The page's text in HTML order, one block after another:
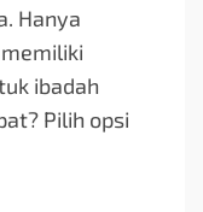
Hanya
ibadah
Pilih opsi